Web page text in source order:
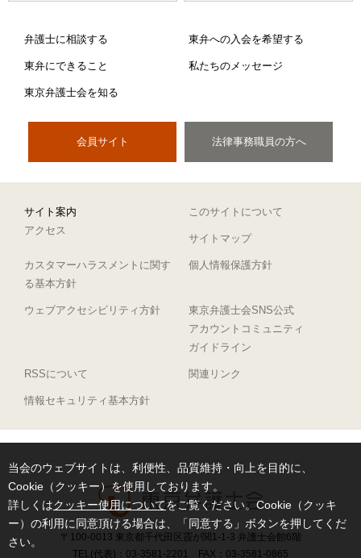
当会のウェブサイトは、利便性、品質維持・向上を目的に、
Cookie（クッキー）を使用しております。
詳しくはクッキー使用についてをご覧ください。Cookie（クッキ
ー）の利用に同意頂ける場合は、「同意する」ボタンを押してくだ
さい。
弁護士に相談する 東弁への入会を希望する
東弁にできること 私たちのメッセージ
東京弁護士会を知る
会員サイト 法律事務職員の方へ
サイト案内
このサイトについて
アクセス
サイトマップ
カスタマーハラスメントに関す
る基本方針
個人情報保護方針
ウェブアクセシビリティ方針
東京弁護士会SNS公式
アカウントコミュニティ
ガイドライン
RSSについて 関連リンク
情報セキュリティ基本方針
〒100-0013 東京都千代田区霞が関1-1-3 弁護士会館6階
TEL(代表)：03-3581-2201 FAX：03-3581-0865